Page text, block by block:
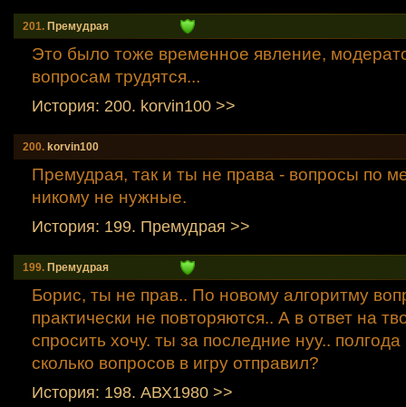
201. Премудрая
Это было тоже временное явление,
вопросам трудятся...
История: 200. korvin100 >>
200. korvin100
Премудрая, так и ты не права - вопросы по
никому не нужные.
История: 199. Премудрая >>
199. Премудрая
Борис, ты не прав.. По новому алгоритму
практически не повторяются.. А в ответ на
спросить хочу. ты за последние нуу..
сколько вопросов в игру отправил?
История: 198. АВХ1980 >>